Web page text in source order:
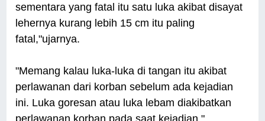
sementara yang fatal itu satu luka akibat disayat
lehernya kurang lebih 15 cm itu paling
fatal,"ujarnya.
"Memang kalau luka-luka di tangan itu akibat
perlawanan dari korban sebelum ada kejadian
ini. Luka goresan atau luka lebam diakibatkan
perlawanan korban pada saat kejadian,"